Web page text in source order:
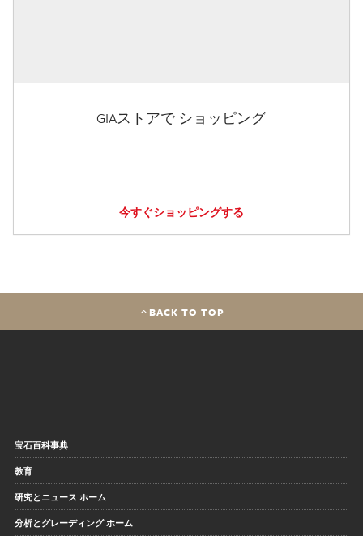
GIAストアで ショッピング
今すぐショッピングする
BACK TO TOP
宝石百科事典
教育
研究とニュース ホーム
分析とグレーディング ホーム